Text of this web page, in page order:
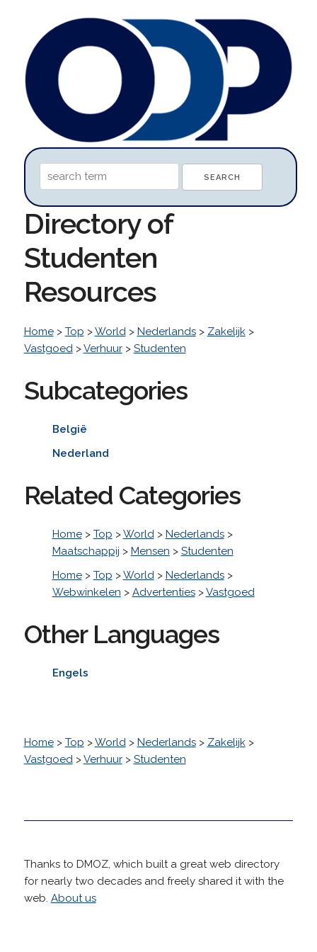
Directory of
Studenten
Resources
Home> Top >World> Nederlands> Zakelijk>
Vastgoed>Verhuur> Studenten
Subcategories
België
Nederland
Related Categories
Home> Top >World> Nederlands>
Maatschappij > Mensen > Studenten
Home> Top >World> Nederlands>
Webwinkelen > Advertenties>Vastgoed
Other Languages
Engels
Home> Top >World> Nederlands> Zakelijk>
Vastgoed>Verhuur> Studenten
Thanks to DMOZ, which built a great web directory
for nearly two decades and freely shared it with the
web. About us